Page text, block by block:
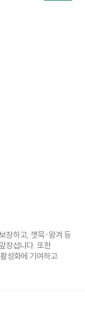
장하고, 깻묵·왕겨 등
장섭니다. 또한
성화에 기여하고